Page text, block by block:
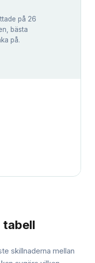
på 26
bästa
på.
tabell
skillnaderna mellan